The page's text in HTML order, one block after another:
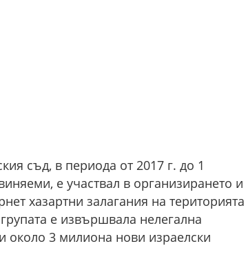
съд, в периода от 2017 г. до 1
е участвал в организирането и
хазартни залагания на територията
е извършвала нелегална
около 3 милиона нови израелски